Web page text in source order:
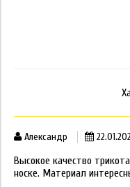
Александр
Высокое качество
носке. Материал